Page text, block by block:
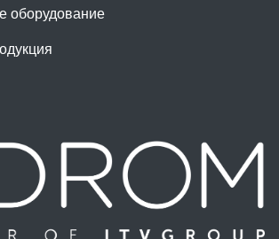
оборудование